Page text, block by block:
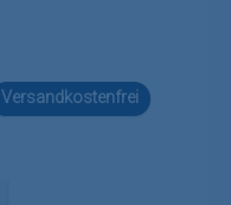
Versandkostenfrei